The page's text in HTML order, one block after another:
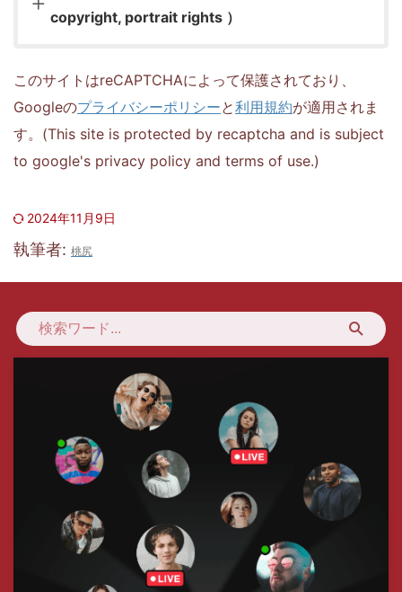
copyright, portrait rights ）
このサイトはreCAPTCHAによって保護されており、
Googleのプライバシーポリシーと利用規約が適用されま
す。(This site is protected by recaptcha and is subject
to google's privacy policy and terms of use.)
2024年11月9日
執筆者: 桃尻